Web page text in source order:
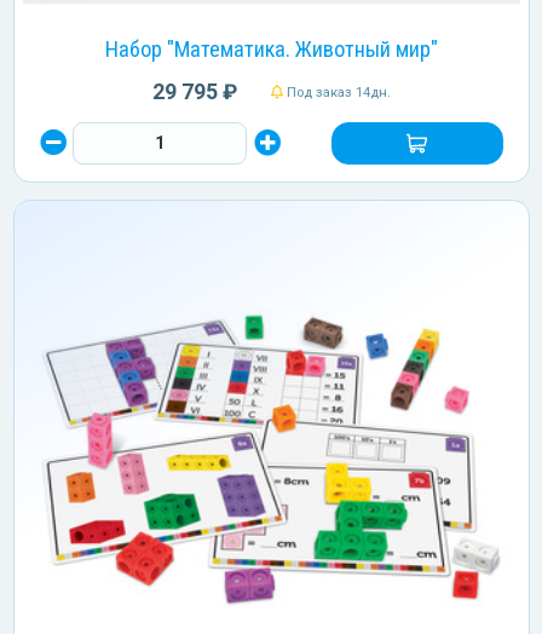
Набор "Математика. Животный мир"
29 795 ₽ Под заказ 14дн.